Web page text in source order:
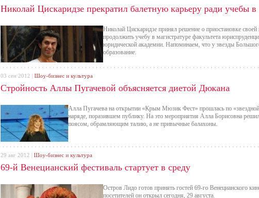
Николай Цискаридзе прекратил балетную карьеру ради учебы в
Николай Цискаридзе принял решение о приостановке своей
продолжить учебу в магистратуре факультета
юридической академии. Напоминаем, что у звезды
образование.
Стройность Аллы Пугачевой объясняется диетой Дюкана
Алла Пугачева на открытии «Крым Мюзик Фест» прошлась по
наряде, поразившем публику. На это мероприятия Алла Борисовна
поясом, обрамляющим талию, а не привычные балахоны.
03 сен 2012 | Шоу-бизнес и культура
69-й Венецианский фестиваль стартует в среду
Остров Лидо готов принять гостей 69-го Венецианского
посетителей он открыл сегодня, 29 августа.
29 авг 2012 | Шоу-бизнес и культура